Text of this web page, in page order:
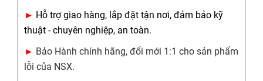
► Hỗ trợ giao hàng, lắp đặt tận nơi, đảm bảo kỹ
thuật - chuyên nghiệp, an toàn.
► Bảo Hành chính hãng, đổi mới 1:1 cho sản phẩm
lỗi của NSX.